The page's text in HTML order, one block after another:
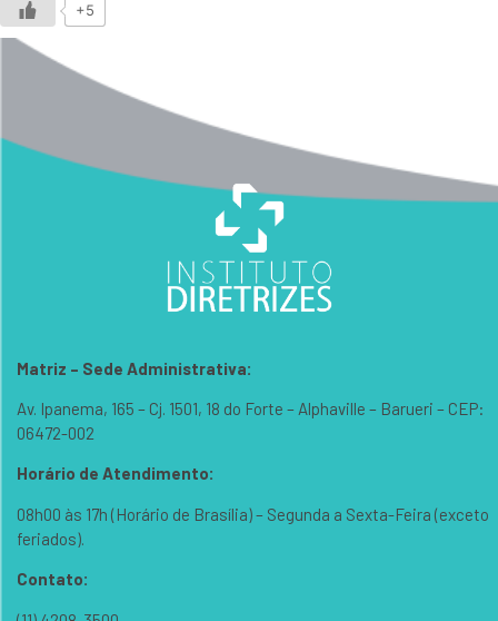
+5
Matriz – Sede Administrativa:
Av. Ipanema, 165 – Cj. 1501, 18 do Forte – Alphaville – Barueri – CEP:
06472-002
Horário de Atendimento:
08h00 às 17h (Horário de Brasília) – Segunda a Sexta-Feira (exceto
feriados).
Contato: